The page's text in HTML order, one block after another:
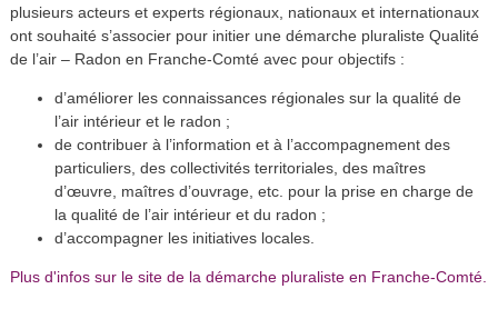
plusieurs acteurs et experts régionaux, nationaux et internationaux
ont souhaité s’associer pour initier une démarche pluraliste Qualité
de l’air – Radon en Franche-Comté avec pour objectifs :
d’améliorer les connaissances régionales sur la qualité de
l’air intérieur et le radon ;
de contribuer à l’information et à l’accompagnement des
particuliers, des collectivités territoriales, des maîtres
d’œuvre, maîtres d’ouvrage, etc. pour la prise en charge de
la qualité de l’air intérieur et du radon ;
d’accompagner les initiatives locales.
Plus d'infos sur le site de la démarche pluraliste en Franche-Comté.